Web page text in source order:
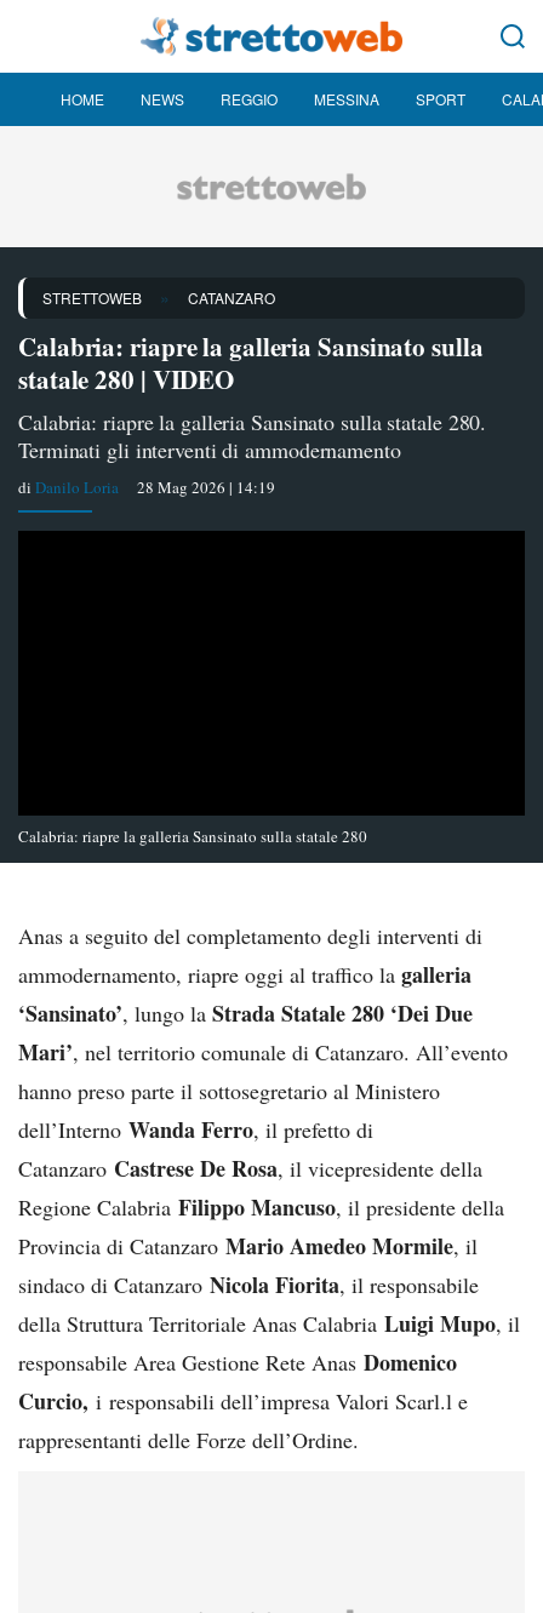
HOME NEWS REGGIO MESSINA SPORT
STRETTOWEB » CATANZARO
Calabria: riapre la galleria Sansinato sulla
statale 280 | VIDEO
Calabria: riapre la galleria Sansinato sulla statale 280.
Terminati gli interventi di ammodernamento
di Danilo Loria 28 Mag 2026 | 14:19
Calabria: riapre la galleria Sansinato sulla statale 280
Anas a seguito del completamento degli interventi di
ammodernamento, riapre oggi al traffico la galleria
‘Sansinato’, lungo la Strada Statale 280 ‘Dei Due
Mari’, nel territorio comunale di Catanzaro. All’evento
hanno preso parte il sottosegretario al Ministero
dell’Interno Wanda Ferro, il prefetto di
Catanzaro Castrese De Rosa, il vicepresidente della
Regione Calabria Filippo Mancuso, il presidente della
Provincia di Catanzaro Mario Amedeo Mormile, il
sindaco di Catanzaro Nicola Fiorita, il responsabile
della Struttura Territoriale Anas Calabria Luigi Mupo, il
responsabile Area Gestione Rete Anas Domenico
Curcio, i responsabili dell’impresa Valori Scarl.l e
rappresentanti delle Forze dell’Ordine.